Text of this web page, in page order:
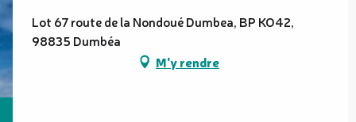
Lot 67 route de la Nondoué Dumbea, BP KO42,
98835 Dumbéa
M'y rendre